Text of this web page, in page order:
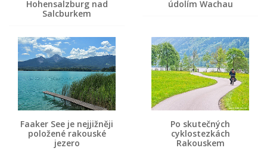
Hohensalzburg nad
Salcburkem
údolím Wachau
Faaker See je nejjižněji
položené rakouské
jezero
Po skutečných
cyklostezkách
Rakouskem